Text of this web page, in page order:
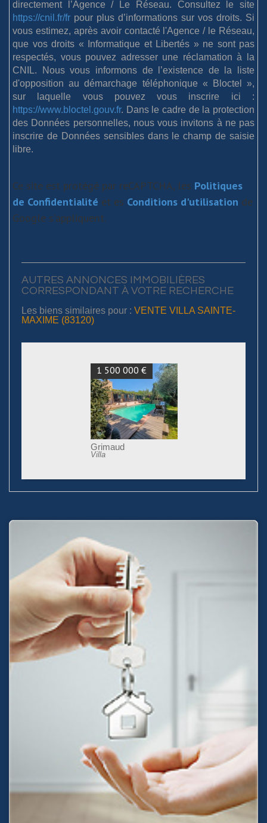
directement l’Agence / Le Réseau. Consultez le site
https://cnil.fr/fr pour plus d’informations sur vos droits. Si
vous estimez, après avoir contacté l'Agence / le Réseau,
que vos droits « Informatique et Libertés » ne sont pas
respectés, vous pouvez adresser une réclamation à la
CNIL. Nous vous informons de l’existence de la liste
d'opposition au démarchage téléphonique « Bloctel »,
sur laquelle vous pouvez vous inscrire ici :
https://www.bloctel.gouv.fr. Dans le cadre de la protection
des Données personnelles, nous vous invitons à ne pas
inscrire de Données sensibles dans le champ de saisie
libre.
Ce site est protégé par reCAPTCHA, les Politiques
de Confidentialité et es Conditions d'utilisation de
Google s'appliquent.
AUTRES ANNONCES IMMOBILIÈRES
CORRESPONDANT À VOTRE RECHERCHE
Les biens similaires pour : VENTE VILLA SAINTE-
MAXIME (83120)
1 500 000 €
Grimaud
Villa